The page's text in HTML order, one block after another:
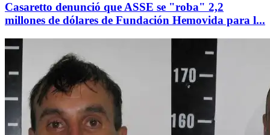
Casaretto denunció que ASSE se "roba" 2,2
millones de dólares de Fundación Hemovida para l...